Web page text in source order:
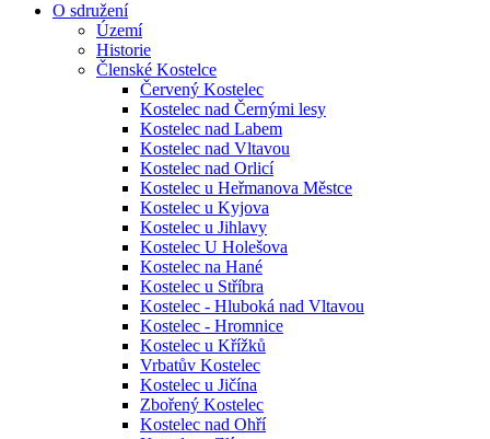
O sdružení
Území
Historie
Členské Kostelce
Červený Kostelec
Kostelec nad Černými lesy
Kostelec nad Labem
Kostelec nad Vltavou
Kostelec nad Orlicí
Kostelec u Heřmanova Městce
Kostelec u Kyjova
Kostelec u Jihlavy
Kostelec U Holešova
Kostelec na Hané
Kostelec u Stříbra
Kostelec - Hluboká nad Vltavou
Kostelec - Hromnice
Kostelec u Křížků
Vrbatův Kostelec
Kostelec u Jičína
Zbořený Kostelec
Kostelec nad Ohří